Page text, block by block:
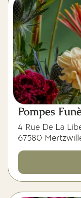
Pompes
4 Rue De La
67580